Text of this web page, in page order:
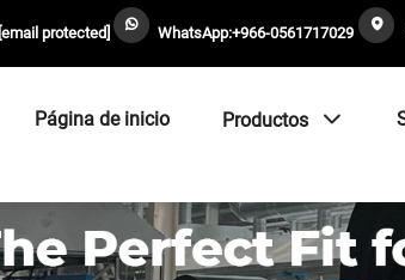
[email protected] WhatsApp:+966-0561717029
Página de inicio Productos